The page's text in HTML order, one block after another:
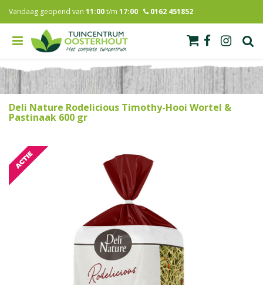
Vandaag geopend van 11:00t/m 17:00 0162 451852
Deli Nature Rodelicious Timothy-Hooi Wortel &
Pastinaak 600 gr